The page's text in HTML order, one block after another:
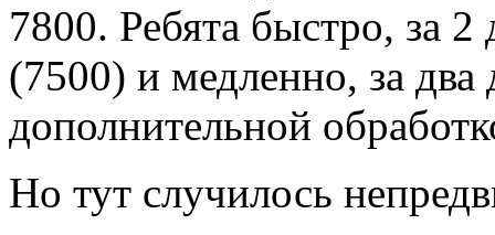
7800. Ребята быстро, за
(7500) и медленно, за два
дополнительной
Но тут случилось